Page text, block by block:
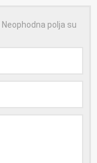
Neophodna polja su